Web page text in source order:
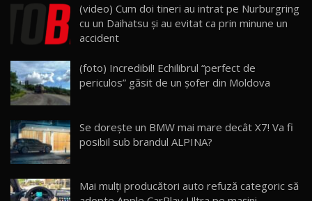
Lynk & Co 01 / Test Drive AutoBlog.MD
25:19
24
ZEEKR 009: Cel mai Performant și Confortabil
Van Electric Testat în Moldova / AutoBlog.MD
26:38
25
mai Exclusiv și Puternic Defender Testat în
Moldova
32:21
26
AutoBlog.MD
10:57
(video) Cum doi tineri au intrat pe Nurburgring
cu un Daihatsu şi au evitat ca prin minune un
accident
(foto) Incredibil! Echilibrul “perfect de
periculos” găsit de un şofer din Moldova
Se dorește un BMW mai mare decât X7! Va fi
posibil sub brandul ALPINA?
Mai mulți producători auto refuză categoric să